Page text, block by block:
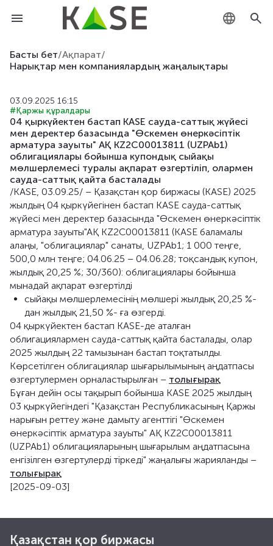
Басты бет/Ақпарат/
Нарықтар мен компаниялардың жаңалықтары
03.09.2025 16:15
#Қаржы құралдары
04 қыркүйектен бастап KASE сауда-саттық жүйесі
мен деректер базасында "Өскемен өнеркәсіптік
арматура зауыты" АҚ KZ2C00013811 (UZPAb1)
облигациялары бойынша купондық сыйақы
мөлшерлемесі туралы ақпарат өзгертіліп, олармен
сауда-саттық қайта басталады
/KASE, 03.09.25/ – Қазақстан қор биржасы (KASE) 2025
жылдың 04 қыркүйегінен бастап KASE сауда-саттық
жүйесі мен деректер базасында "Өскемен өнеркәсіптік
арматура зауыты"АҚ KZ2C00013811 (KASE баламалы
алаңы, "облигациялар" санаты, UZPAb1; 1 000 теңге,
500,0 млн теңге; 04.06.25 – 04.06.28; тоқсандық купон,
жылдық 20,25 %; 30/360): облигациялары бойынша
мынадай ақпарат өзгертілді
сыйақы мөлшерлемесінің мөлшері жылдық 20,25 %-
дан жылдық 21,50 %- ға өзгерді.
04 қыркүйектен бастап KASE-де аталған
облигациялармен сауда-саттық қайта басталады, олар
2025 жылдың 22 тамызынан бастап тоқтатылды.
Көрсетілген облигациялар шығарылымының аңдатпасы
өзгертулермен орналастырылған – толығырақ
Бұған дейін осы тақырып бойынша KASE 2025 жылдың
03 қыркүйегіндегі "Қазақстан Республикасының Қаржы
нарығын реттеу және дамыту агенттігі "Өскемен
өнеркәсіптік арматура зауыты" АҚ KZ2C00013811
(UZPAb1) облигацияларының шығарылым аңдатпасына
енгізілген өзгертулерді тіркеді" жаңалығы жарияланды –
толығырақ
[2025-09-03]
Қазақстан қор биржасы